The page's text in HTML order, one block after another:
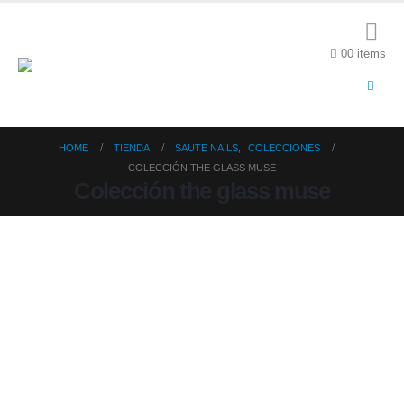
00 items
HOME TIENDA SAUTE NAILS
COLECCIONES
COLECCIÓN THE GLASS MUSE